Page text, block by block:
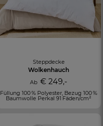
Steppdecke
Wolkenhauch
Ab€ 249,-
Füllung 100 % Polyester, Bezug 100 %
Baumwolle Perkal 91 Fäden/cm²